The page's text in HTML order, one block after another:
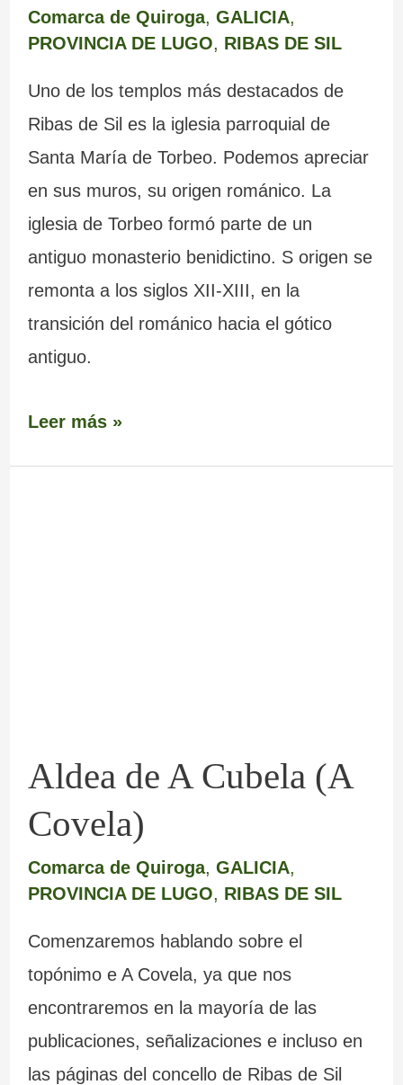
Comarca de Quiroga, GALICIA,
PROVINCIA DE LUGO, RIBAS DE SIL
Uno de los templos más destacados de
Ribas de Sil es la iglesia parroquial de
Santa María de Torbeo. Podemos apreciar
en sus muros, su origen románico. La
iglesia de Torbeo formó parte de un
antiguo monasterio benidictino. S origen se
remonta a los siglos XII-XIII, en la
transición del románico hacia el gótico
antiguo.
Leer más »
Aldea de A Cubela (A
Covela)
Comarca de Quiroga, GALICIA,
PROVINCIA DE LUGO, RIBAS DE SIL
Comenzaremos hablando sobre el
topónimo e A Covela, ya que nos
encontraremos en la mayoría de las
publicaciones, señalizaciones e incluso en
las páginas del concello de Ribas de Sil